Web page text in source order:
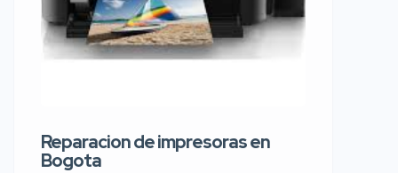
Reparacion de impresoras en
Bogota